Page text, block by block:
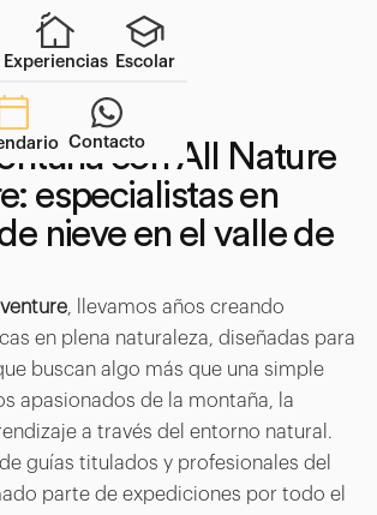
Experiencias Escolar
Contactocon All Nature
especialistas en
nieve en el valle de
, llevamos años creando
en plena naturaleza, diseñadas para
buscan algo más que una simple
apasionados de la montaña, la
a través del entorno natural.
guías titulados y profesionales del
parte de expediciones por todo el